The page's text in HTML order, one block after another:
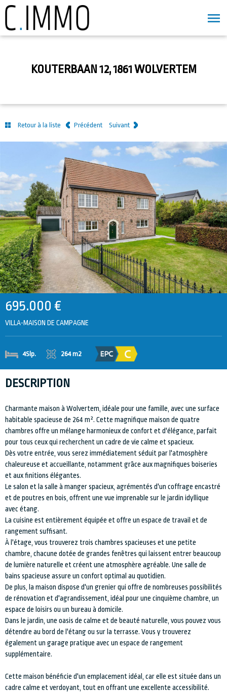
KOUTERBAAN 12, 1861 WOLVERTEM
Retour à la liste Précédent Suivant
695.000 €
VILLA-MAISON DE CAMPAGNE
4Slp. 264 m2
DESCRIPTION
Charmante maison à Wolvertem, idéale pour une famille, avec une surface
habitable spacieuse de 264 m². Cette magnifique maison de quatre
chambres offre un mélange harmonieux de confort et d'élégance, parfait
pour tous ceux qui recherchent un cadre de vie calme et spacieux.
Dès votre entrée, vous serez immédiatement séduit par l'atmosphère
chaleureuse et accueillante, notamment grâce aux magnifiques boiseries
et aux finitions élégantes.
Le salon et la salle à manger spacieux, agrémentés d'un coffrage encastré
et de poutres en bois, offrent une vue imprenable sur le jardin idyllique
avec étang.
La cuisine est entièrement équipée et offre un espace de travail et de
rangement suffisant.
À l'étage, vous trouverez trois chambres spacieuses et une petite
chambre, chacune dotée de grandes fenêtres qui laissent entrer beaucoup
de lumière naturelle et créent une atmosphère agréable. Une salle de
bains spacieuse assure un confort optimal au quotidien.
De plus, la maison dispose d'un grenier qui offre de nombreuses possibilités
de rénovation et d'agrandissement, idéal pour une cinquième chambre, un
espace de loisirs ou un bureau à domicile.
Dans le jardin, une oasis de calme et de beauté naturelle, vous pouvez vous
détendre au bord de l'étang ou sur la terrasse. Vous y trouverez
également un garage pratique avec un espace de rangement
supplémentaire.
Cette maison bénéficie d'un emplacement idéal, car elle est située dans un
cadre calme et verdoyant, tout en offrant une excellente accessibilité.